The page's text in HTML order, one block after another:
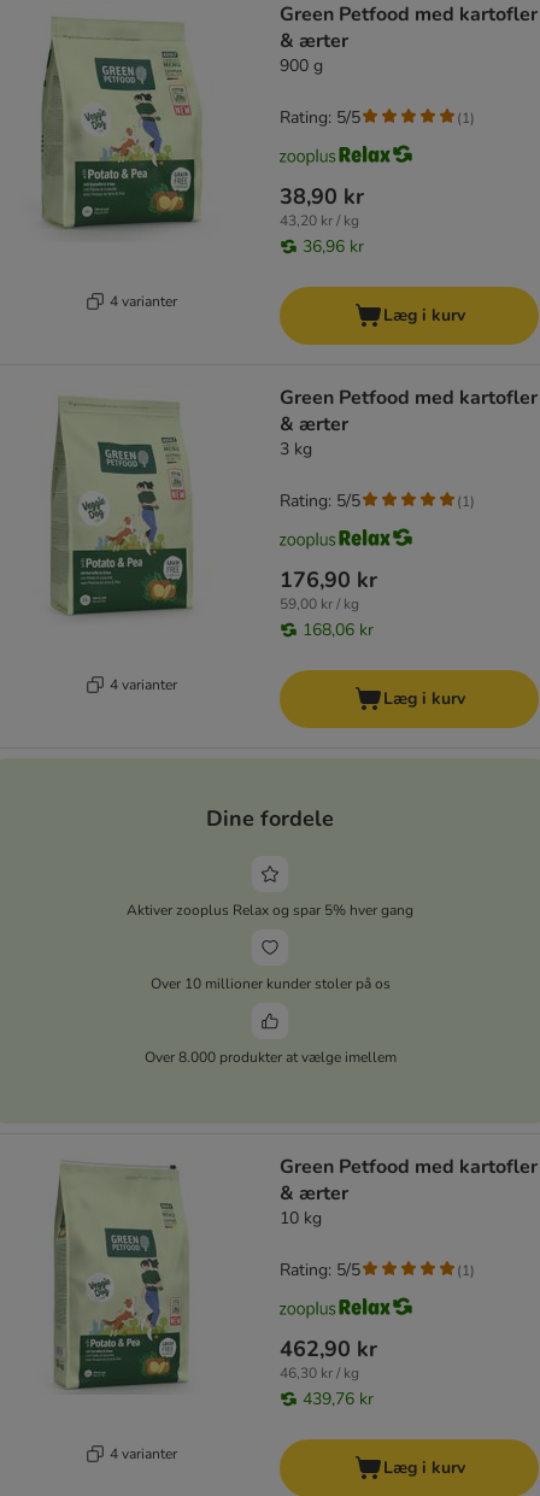
4 varianter
Green Petfood med kartofler
& ærter
900 g
38,90 kr
43,20 kr / kg
36,96 kr
Rating: 5/5 (1)
Læg i kurv
4 varianter
Green Petfood med kartofler
& ærter
3 kg
176,90 kr
59,00 kr / kg
168,06 kr
Rating: 5/5 (1)
Læg i kurv
Dine fordele
Aktiver zooplus Relax og spar 5% hver gang
Over 10 millioner kunder stoler på os
Over 8.000 produkter at vælge imellem
4 varianter
Green Petfood med kartofler
& ærter
10 kg
462,90 kr
46,30 kr / kg
439,76 kr
Rating: 5/5 (1)
Læg i kurv